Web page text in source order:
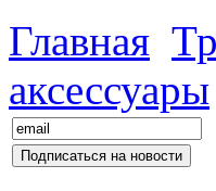
Главная
аксессуары